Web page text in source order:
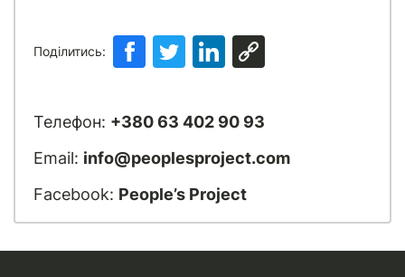
Поділитись:
Телефон: +380 63 402 90 93
Email: info@peoplesproject.com
Facebook: People’s Project